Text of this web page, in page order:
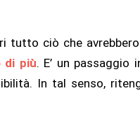
tutto ciò che
di più. E’ un passaggio
In tal senso,